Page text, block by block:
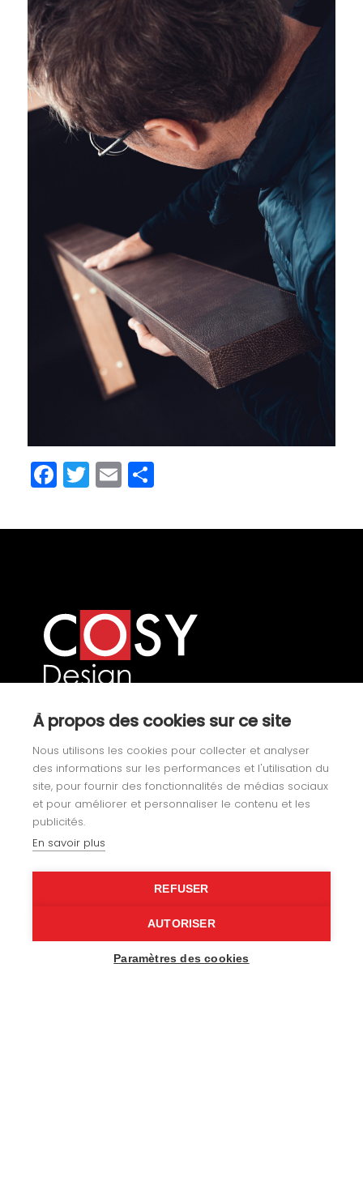
Facebook
Twitter
EmailShare
Our product categories
Yachting
Fixtures
Specialist upholstery
Leisure
Our expertise
About us
À propos des cookies sur ce site
Nous utilisons les cookies pour collecter et analyser
des informations sur les performances et l'utilisation du
site, pour fournir des fonctionnalités de médias sociaux
et pour améliorer et personnaliser le contenu et les
publicités.
En savoir plus
REFUSER
AUTORISER
Paramètres des cookies